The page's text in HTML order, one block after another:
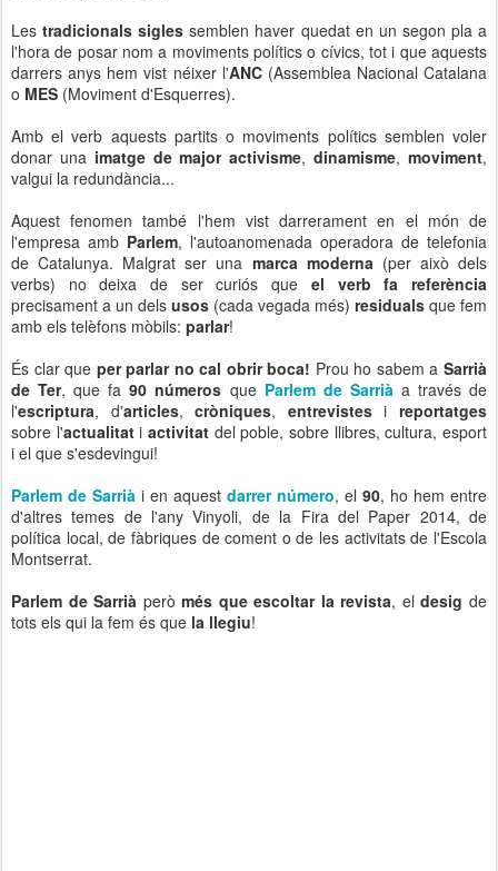
Lestradicionals sigles semblen haver quedat en un segon pla a
l'hora de posar nom a moviments polítics o cívics, tot i que aquests
darrers anys hem vist néixer l'ANC(Assemblea Nacional Catalana
o MES (Moviment d'Esquerres).
Amb el verb aquests partits o moviments polítics semblen voler
donar una imatge de major activisme,dinamisme,moviment,
valgui la redundància...
Aquest fenomen també l'hem vist darrerament en el món de
l'empresa amb Parlem, l'autoanomenada operadora de telefonia
de Catalunya. Malgrat ser una marca moderna (per això dels
verbs) no deixa de ser curiós que el verb fa referència
precisament a un dels usos (cada vegada més) residuals que fem
amb els telèfons mòbils: parlar!
És clar que per parlar no cal obrir boca! Prou ho sabem aSarrià
de Ter, que fa90 números que Parlem de Sarrià a través de
l'escriptura, d'articles,cròniques, entrevistesireportatges
sobre l'actualitatiactivitat del poble, sobre llibres, cultura, esport
i el que s'esdevingui!
Parlem de Sarrià i en aquest darrer número, el 90, ho hem entre
d'altres temes de l'any Vinyoli, de la Fira del Paper 2014, de
política local, de fàbriques de coment o de les activitats de l'Escola
Montserrat.
Parlem de Sarrià peròmés que escoltar la revista, eldesig de
tots els qui la fem és que la llegiu!